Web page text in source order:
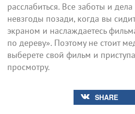
расслабиться. Все заботы и
невзгоды позади, когда вы
экраном и наслаждаетесь
по дереву». Поэтому не стоит
выберете свой фильм и
просмотру.
SHARE